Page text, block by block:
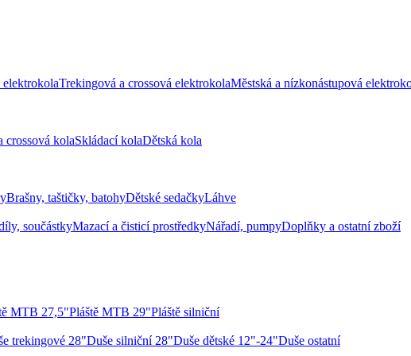
elektrokolaTrekingová a crossová elektrokolaMěstská a nízkonástupová
crossová kolaSkládací kolaDětská kola
Brašny, taštičky, batohyDětské sedačkyLáhve
součástkyMazací a čisticí prostředkyNářadí, pumpyDoplňky a ostatní zboží
MTB 27,5"Pláště MTB 29"Pláště silniční
trekingové 28"Duše silniční 28"Duše dětské 12"-24"Duše ostatní